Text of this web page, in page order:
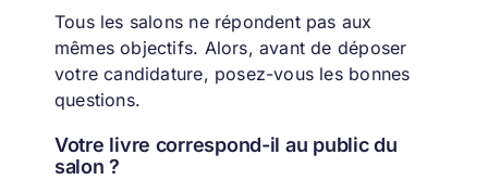
Tous les salons ne répondent pas aux
mêmes objectifs. Alors, avant de déposer
votre candidature, posez-vous les bonnes
questions.
Votre livre correspond-il au public du
salon ?